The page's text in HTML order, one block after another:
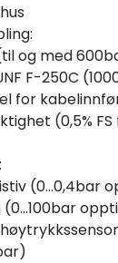
og med
F-250C
for
(0,5%
(0...0,4bar